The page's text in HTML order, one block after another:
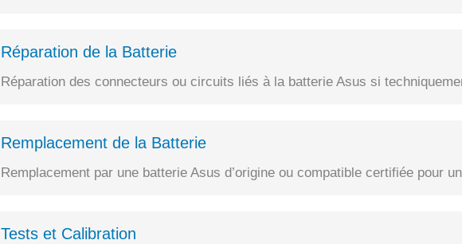
Réparation de la Batterie
Réparation des connecteurs ou circuits liés à la batterie Asus si
Remplacement de la Batterie
Remplacement par une batterie Asus d’origine ou compatible certifiée pour
Tests et Calibration